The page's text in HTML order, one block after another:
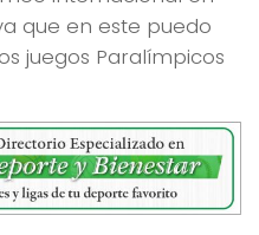
que en este puedo
juegos Paralímpicos